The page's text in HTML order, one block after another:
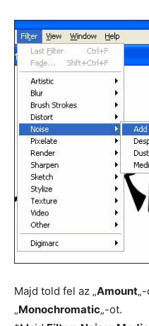
Majd told fel az „Amount
„Monochromatic„-ot.